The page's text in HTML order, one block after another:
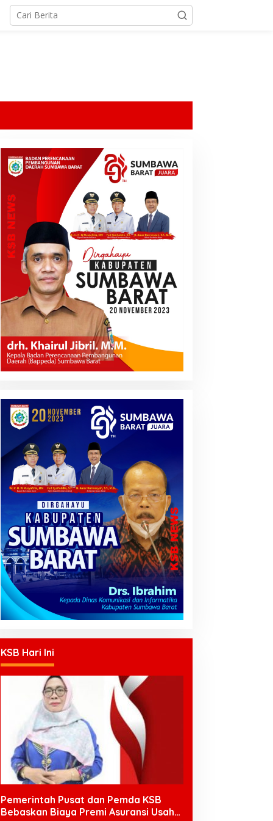
KSB Hari Ini
Pemerintah Pusat dan Pemda KSB
Bebaskan Biaya Premi Asuransi Usaha